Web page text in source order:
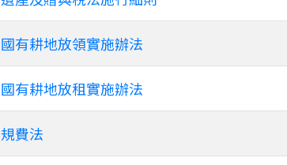
國有耕地放領實施辦法
國有耕地放租實施辦法
規費法